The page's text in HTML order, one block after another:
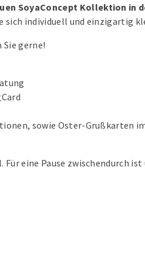
SoyaConcept Kollektion in
sich individuell und einzigartig
Sie gerne!
sowie Oster-Grußkarten
eine Pause zwischendurch ist